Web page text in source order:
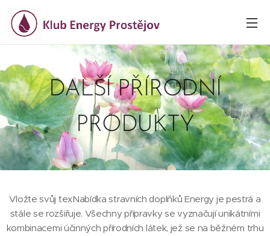
DALŠÍ PŘÍRODNÍ
PRODUKTY
Vložte svůj texNabídka stravních doplňků Energy je pestrá a
stále se rozšiřuje. Všechny přípravky se vyznačují unikátními
kombinacemi účinných přírodních látek, jež se na běžném trhu